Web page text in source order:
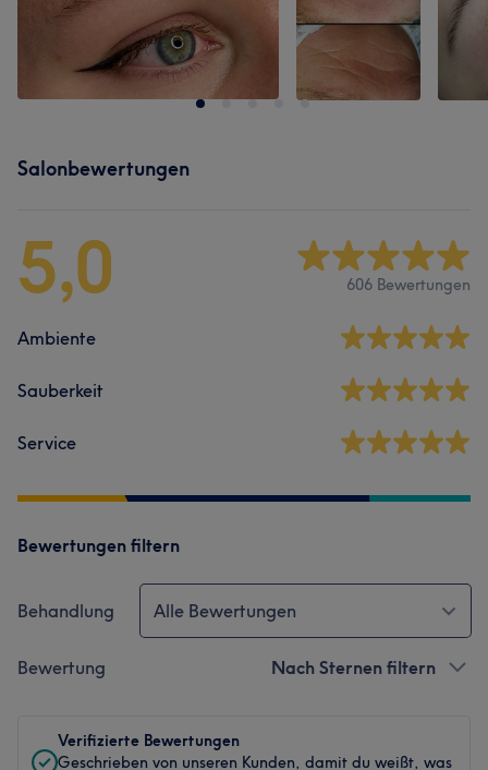
Salonbewertungen
5,0 606 Bewertungen
Ambiente
Sauberkeit
Service
Bewertungen filtern
Behandlung Alle Bewertungen
Bewertung Nach Sternen filtern
Verifizierte Bewertungen
Geschrieben von unseren Kunden, damit du weißt, was